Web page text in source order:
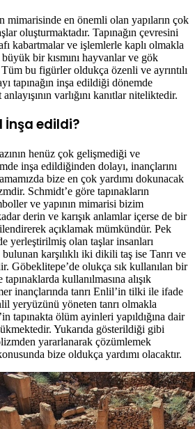
mimarisinde en önemli olan yapıların çok
oluşturmaktadır. Tapınağın çevresini
kabartmalar ve işlemlerle kaplı olmakla
bir kısmını hayvanlar ve gök
bu figürler oldukça özenli ve ayrıntılı
tapınağın inşa edildiği dönemde
varlığını kanıtlar niteliktedir.
İnşa edildi?
henüz çok gelişmediği ve
inşa edildiğinden dolayı, inançlarını
bize en çok yardımı dokunacak
Schmidt’e göre tapınakların
ve yapının mimarisi bizim
derin ve karışık anlamlar içerse de bir
açıklamak mümkündür. Pek
yerleştirilmiş olan taşlar insanları
karşılıklı iki dikili taş ise Tanrı ve
Göbeklitepe’de olukça sık kullanılan bir
kullanılmasına alışık
inançlarında tanrı Enlil’in tilki ile ifade
yeryüzünü yöneten tanrı olmakla
tapınakta ölüm ayinleri yapıldığına dair
Yukarıda gösterildiği gibi
yararlanarak çözümlemek
bize oldukça yardımı olacaktır.